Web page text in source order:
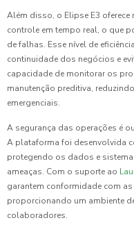
Além disso, o Elipse E3
controle em tempo real, o que
de falhas. Esse nível de
continuidade dos negócios e
capacidade de monitorar os
manutenção preditiva,
emergenciais.
A segurança das operações é
A plataforma foi desenvolvida
protegendo os dados e
ameaças. Com o suporte ao
garantem conformidade com
proporcionando um ambiente
colaboradores.